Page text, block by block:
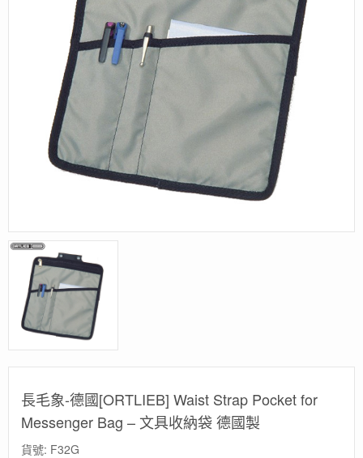
長毛象-德國[ORTLIEB] Waist Strap Pocket for
Messenger Bag – 文具收納袋 德國製
貨號: F32G